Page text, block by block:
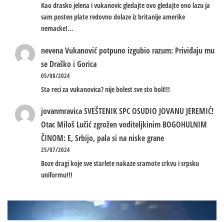
Kao drasko jelena i vukanovic gledajte ovo gledajte ono lazu ja
sam posten plate redovno dolaze iz britanije amerike
nemacke!…
nevenaVukanović potpuno izgubio razum: Priviđaju mu
se Draško i Gorica
05/08/2024
Sta reci za vukanovica? nije bolest sve sto boli!!!
jovanmravicaSVEŠTENIK SPC OSUDIO JOVANU JEREMIĆ!
Otac Miloš Lučić zgrožen voditeljkinim BOGOHULNIM
ČINOM: E, Srbijo, pala si na niske grane
25/07/2024
Boze dragi koje sve starlete nakaze sramote crkvu i srpsku
uniformu!!!